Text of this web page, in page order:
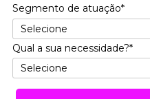
Segmento de atuação*
Qual a sua necessidade?*